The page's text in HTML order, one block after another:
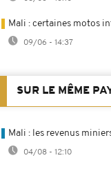
Mali : certaines motos
09/06 - 14:37
SUR LE MÊME
Mali : les revenus
04/08 - 12:10